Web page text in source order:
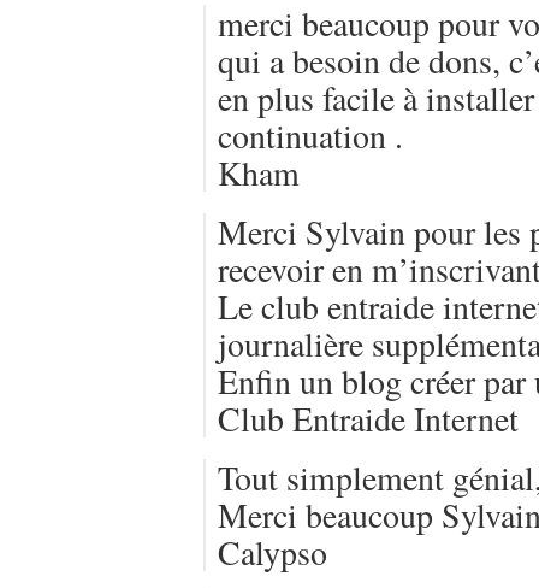
merci beaucoup pour
qui a besoin de dons,
en plus facile à
continuation .
Kham
Merci Sylvain pour les
recevoir en
Le club entraide
journalière
Enfin un blog créer par
Club Entraide Internet
Tout simplement
Merci beaucoup
Calypso